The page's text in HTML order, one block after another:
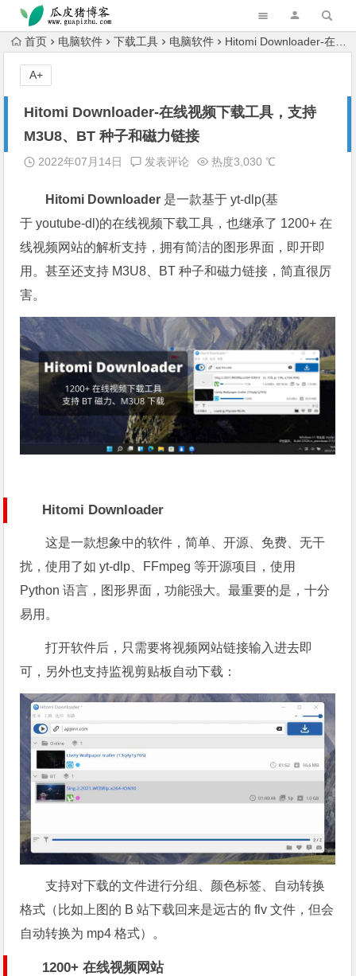
跳转到主内容
首页 电脑软件 下载工具 电脑软件 Hitomi Downloader-在线视频下载工具，支持 M3U8、BT 种子和磁力链接
Hitomi Downloader-在线视频下载工具，支持
M3U8、BT 种子和磁力链接
2022年07月14日 发表评论 热度3,030 ℃
Hitomi Downloader 是一款基于 yt-dlp(基
于 youtube-dl)的在线视频下载工具，也继承了 1200+ 在
线视频网站的解析支持，拥有简洁的图形界面，即开即
用。甚至还支持 M3U8、BT 种子和磁力链接，简直很厉
害。
Hitomi Downloader
这是一款想象中的软件，简单、开源、免费、无干
扰，使用了如 yt-dlp、FFmpeg 等开源项目，使用
Python 语言，图形界面，功能强大。最重要的是，十分
易用。
打开软件后，只需要将视频网站链接输入进去即
可，另外也支持监视剪贴板自动下载：
支持对下载的文件进行分组、颜色标签、自动转换
格式（比如上图的 B 站下载回来是远古的 flv 文件，但会
自动转换为 mp4 格式）。
1200+ 在线视频网站
A+